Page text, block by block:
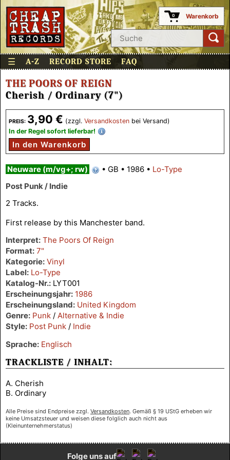
0 Warenkorb
☰ A-Z RECORD STORE FAQ
PREIS: 3,90 € (zzgl. Versandkosten bei Versand)
In der Regel sofort lieferbar!
In den Warenkorb
THE POORS OF REIGN
Cherish / Ordinary (7")
Neuware (m/vg+; rw) • GB • 1986 • Lo-Type
Post Punk / Indie
2 Tracks.
First release by this Manchester band.
Interpret: The Poors Of Reign
Format: 7"
Kategorie: Vinyl
Label: Lo-Type
Katalog-Nr.: LYT001
Erscheinungsjahr: 1986
Erscheinungsland: United Kingdom
Genre: Punk / Alternative & Indie
Style: Post Punk / Indie
Sprache: Englisch
TRACKLISTE / INHALT:
A. Cherish
B. Ordinary
Alle Preise sind Endpreise zzgl. Versandkosten. Gemäß § 19 UStG erheben wir
keine Umsatzsteuer und weisen diese folglich auch nicht aus
(Kleinunternehmerstatus)
Folge uns auf